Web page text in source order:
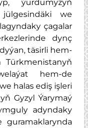
ýurdumyzyň
jülgesindäki we
çagalar
dynç
täsirli hem-
hem-de
halas ediş işleri
Gyzyl Ýarymaý
adyndaky
guramaklarynda